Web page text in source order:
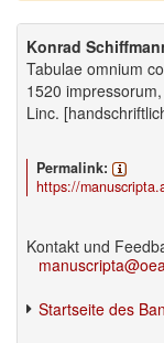
Konrad
Tabulae omnium
1520
Linc.
Permalink:
https://
Kontakt und
Startseite des